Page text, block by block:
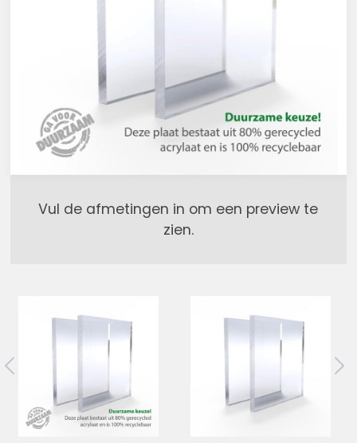
Vul de afmetingen in om een preview te
zien.